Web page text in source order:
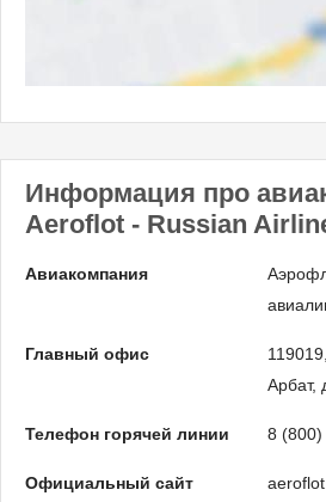
Информация про
Aeroflot - Russian
Авиакомпания
Главный офис
Арбат,
Телефон горячей линии 8
Официальный сайт